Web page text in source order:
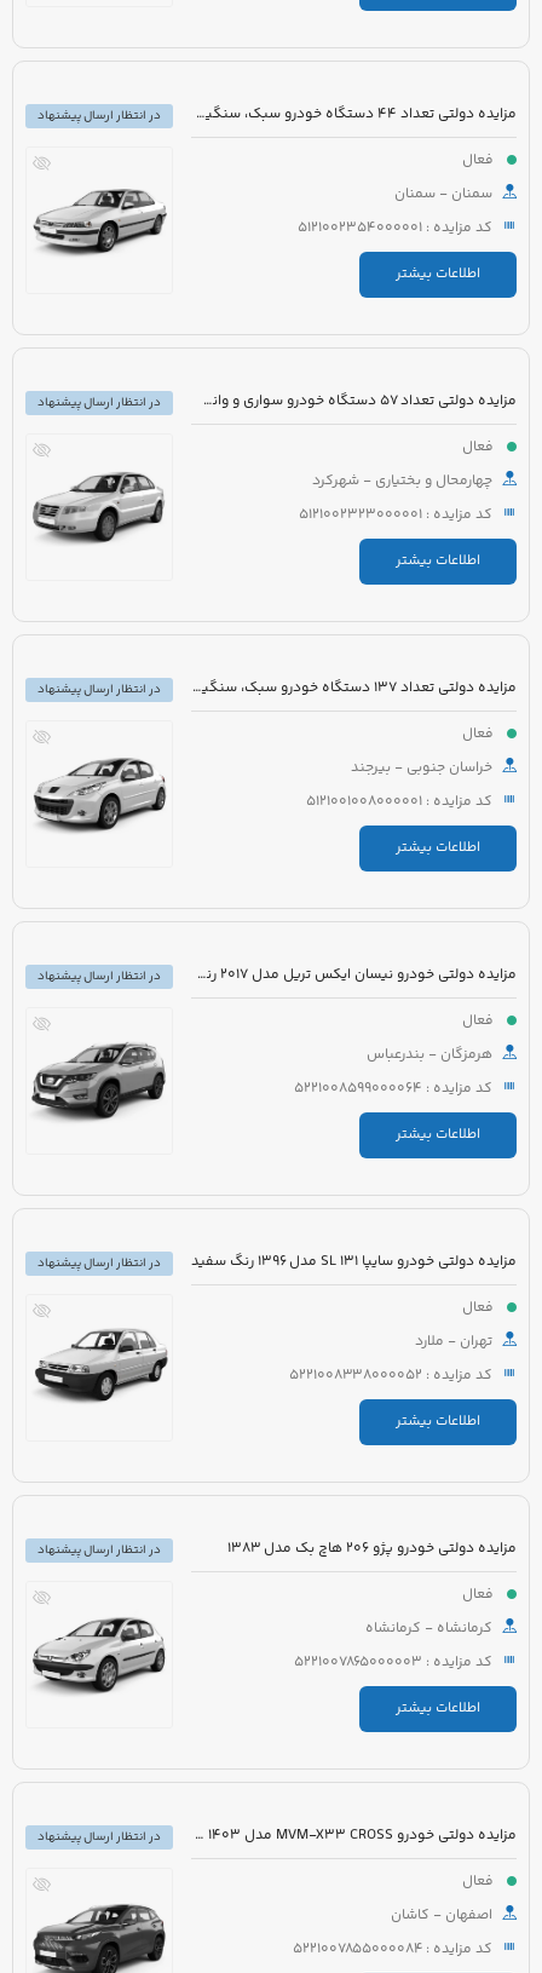
مزایده دولتی تعداد 44 دستگاه خودرو سبک، سنگین و موتورسیکلت
فعال
سمنان - سمنان
کد مزایده : 5121002354000001
اطلاعات بیشتر
در انتظار ارسال پیشنهاد
مزایده دولتی تعداد 57 دستگاه خودرو سواری و وانت قابل شماره گذاری و غیر قابل شماره گذاری
فعال
چهارمحال و بختیاری - شهرکرد
کد مزایده : 5121002323000001
اطلاعات بیشتر
در انتظار ارسال پیشنهاد
مزایده دولتی تعداد 137 دستگاه خودرو سبک، سنگین و موتورسیکلت قابل شماره گذاری و غیر قابل شماره گذاری
فعال
خراسان جنوبی - بیرجند
کد مزایده : 5121001008000001
اطلاعات بیشتر
در انتظار ارسال پیشنهاد
مزایده دولتی خودرو نیسان ایکس تریل مدل 2017 رنگ مشکی
فعال
هرمزگان - بندرعباس
کد مزایده : 5221008599000064
اطلاعات بیشتر
در انتظار ارسال پیشنهاد
مزایده دولتی خودرو سایپا 131 SL مدل 1396 رنگ سفید
فعال
تهران - ملارد
کد مزایده : 5221008338000052
اطلاعات بیشتر
در انتظار ارسال پیشنهاد
مزایده دولتی خودرو پژو 206 هاچ بک مدل 1383
فعال
کرمانشاه - کرمانشاه
کد مزایده : 5221007865000003
اطلاعات بیشتر
در انتظار ارسال پیشنهاد
مزایده دولتی خودرو MVM-X33 CROSS مدل 1403 رنگ سفید
فعال
اصفهان - کاشان
کد مزایده : 5221007855000084
در انتظار ارسال پیشنهاد